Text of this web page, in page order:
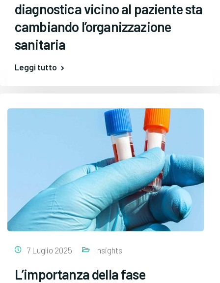
diagnostica vicino al paziente sta
cambiando l’organizzazione
sanitaria
Leggi tutto
7 Luglio 2025 Insights
L’importanza della fase